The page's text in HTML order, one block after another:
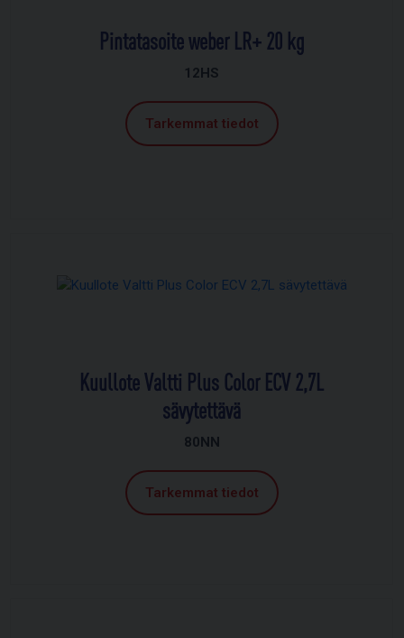
Pintatasoite weber LR+ 20 kg
12HS
Tarkemmat tiedot
Kuullote Valtti Plus Color ECV 2,7L
sävytettävä
80NN
Tarkemmat tiedot